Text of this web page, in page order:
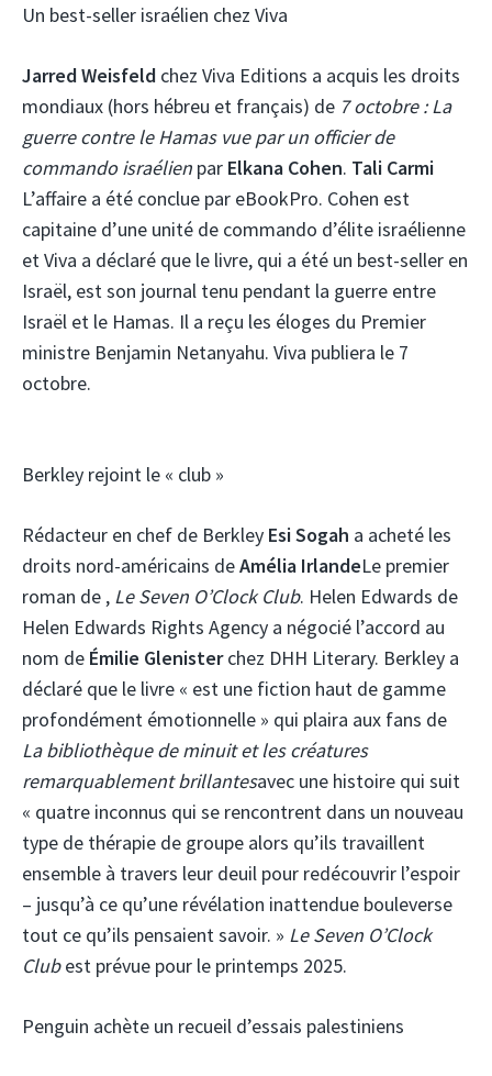
Un best-seller israélien chez Viva
Jarred Weisfeld chez Viva Editions a acquis les droits
mondiaux (hors hébreu et français) de 7 octobre : La
guerre contre le Hamas vue par un officier de
commando israélien par Elkana Cohen. Tali Carmi
L’affaire a été conclue par eBookPro. Cohen est
capitaine d’une unité de commando d’élite israélienne
et Viva a déclaré que le livre, qui a été un best-seller en
Israël, est son journal tenu pendant la guerre entre
Israël et le Hamas. Il a reçu les éloges du Premier
ministre Benjamin Netanyahu. Viva publiera le 7
octobre.
Berkley rejoint le « club »
Rédacteur en chef de Berkley Esi Sogah a acheté les
droits nord-américains deAmélia IrlandeLe premier
roman de , Le Seven O’Clock Club. Helen Edwards de
Helen Edwards Rights Agency a négocié l’accord au
nom de Émilie Glenisterchez DHH Literary. Berkley a
déclaré que le livre « est une fiction haut de gamme
profondément émotionnelle » qui plaira aux fans de
La bibliothèque de minuit et les créatures
remarquablement brillantesavec une histoire qui suit
« quatre inconnus qui se rencontrent dans un nouveau
type de thérapie de groupe alors qu’ils travaillent
ensemble à travers leur deuil pour redécouvrir l’espoir
– jusqu’à ce qu’une révélation inattendue bouleverse
tout ce qu’ils pensaient savoir. » Le Seven O’Clock
Clubest prévue pour le printemps 2025.
Penguin achète un recueil d’essais palestiniens